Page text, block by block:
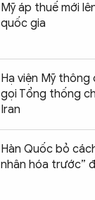
Mỹ áp thuế mới
quốc gia
Hạ viện Mỹ thông
gọi Tổng thống
Iran
Hàn Quốc bỏ
nhân hóa trước”